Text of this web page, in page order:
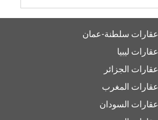
عقارات سلطنة-عمان
عقارات ليبيا
عقارات الجزائر
عقارات المغرب
عقارات السودان